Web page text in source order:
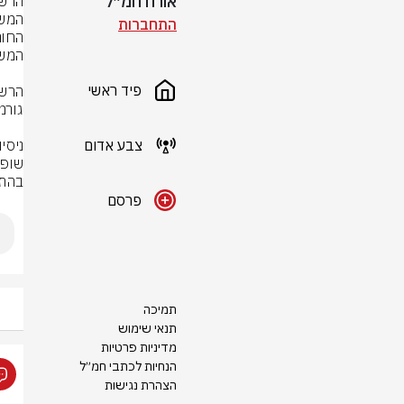
התחברות
פיד ראשי
צבע אדום
פרסם
תמיכה
תנאי שימוש
מדיניות פרטיות
הנחיות לכתבי חמ״ל
הצהרת נגישות